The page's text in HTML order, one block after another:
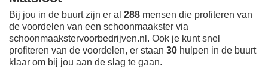
Bij jou in de buurt zijn er al 288 mensen die profiteren van
de voordelen van een schoonmaakster via
schoonmaakstervoorbedrijven.nl. Ook je kunt snel
profiteren van de voordelen, er staan 30 hulpen in de buurt
klaar om bij jou aan de slag te gaan.